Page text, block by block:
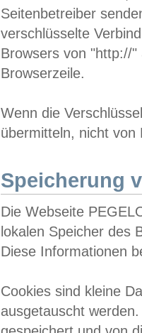
Seitenbetreiber
verschlüsselte
Browsers von "http://
Browserzeile.
Wenn die
übermitteln, nicht von
Speicherung
Die Webseite
lokalen Speicher des
Diese Informationen
Cookies sind kleine
ausgetauscht